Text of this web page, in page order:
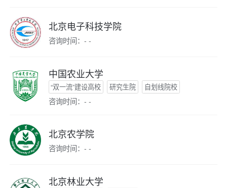
北京电子科技学院
咨询时间：- -
中国农业大学
“双一流”建设高校 研究生院 自划线院校
咨询时间：- -
北京农学院
咨询时间：- -
北京林业大学